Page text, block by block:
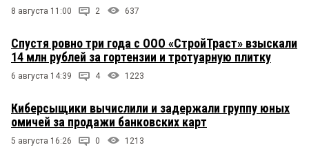
8 августа 11:00 2 637
Спустя ровно три года с ООО «СтройТраст» взыскали
14 млн рублей за гортензии и тротуарную плитку
6 августа 14:39 4 1223
Киберсыщики вычислили и задержали группу юных
омичей за продажи банковских карт
5 августа 16:26 0 1213